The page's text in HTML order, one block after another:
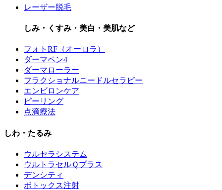
レーザー脱毛
しみ・くすみ・美白・美肌など
フォトRF（オーロラ）
ダーマペン4
ダーマローラー
フラクショナルニードルセラピー
エンビロンケア
ピーリング
点滴療法
しわ・たるみ
ウルセラシステム
ウルトラセルＱプラス
デンシティ
ボトックス注射